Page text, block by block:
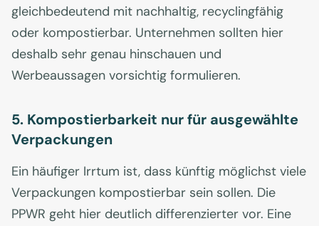
gleichbedeutend mit nachhaltig, recyclingfähig
oder kompostierbar. Unternehmen sollten hier
deshalb sehr genau hinschauen und
Werbeaussagen vorsichtig formulieren.
5. Kompostierbarkeit nur für ausgewählte
Verpackungen
Ein häufiger Irrtum ist, dass künftig möglichst viele
Verpackungen kompostierbar sein sollen. Die
PPWR geht hier deutlich differenzierter vor. Eine